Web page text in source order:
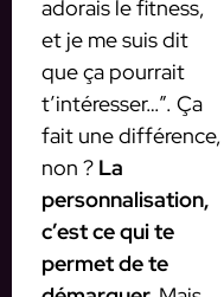
adorais le fitness,
et je me suis dit
que ça pourrait
t’intéresser…”. Ça
fait une différence,
non ? La
personnalisation,
c’est ce qui te
permet de te